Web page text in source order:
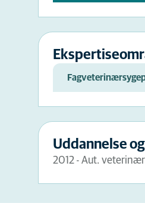
Uddannelse
2012 - Aut.